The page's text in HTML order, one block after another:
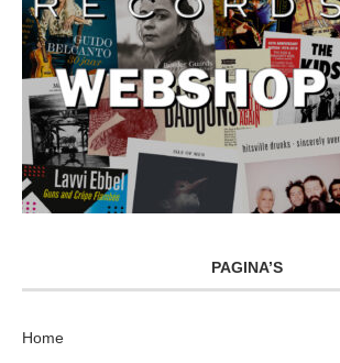
PAGINA’S
Home